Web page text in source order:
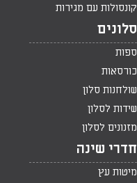
קונסולות עם מגירות
סלונים
ספות
כורסאות
שולחנות סלון
שידות לסלון
מזנונים לסלון
חדרי שינה
מיטות עץ